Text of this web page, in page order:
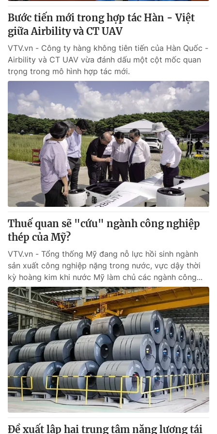
® Cấm sao chép dưới mọi hình thức nếu không có sự chấp
thuận bằng văn bản. Ghi rõ nguồn VTV.vn khi phát hành lại
thông tin từ website này.
Bước tiến mới trong hợp tác Hàn - Việt
giữa Airbility và CT UAV
VTV.vn - Công ty hàng không tiên tiến của Hàn Quốc -
Airbility và CT UAV vừa đánh dấu một cột mốc quan
trọng trong mô hình hợp tác mới.
Thuế quan sẽ "cứu" ngành công nghiệp
thép của Mỹ?
VTV.vn - Tổng thống Mỹ đang nỗ lực hồi sinh ngành
sản xuất công nghiệp nặng trong nước, vực dậy thời
kỳ hoàng kim khi nước Mỹ làm chủ các ngành công...
Đề xuất lập hai trung tâm năng lượng tái